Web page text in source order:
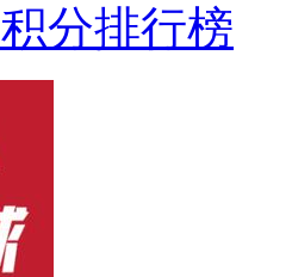
分排行榜